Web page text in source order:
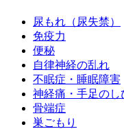
尿もれ（尿失禁）
免疫力
便秘
自律神経の乱れ
不眠症・睡眠障害
神経痛・手足のし
骨端症
巣ごもり